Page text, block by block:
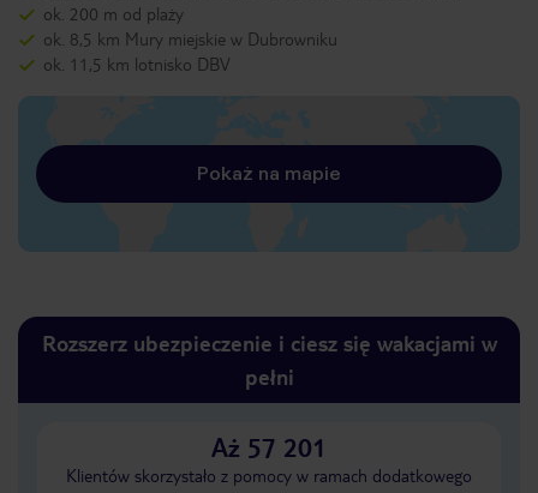
ok. 200 m od plaży
ok. 8,5 km Mury miejskie w Dubrowniku
ok. 11,5 km lotnisko DBV
Pokaż na mapie
Rozszerz ubezpieczenie i ciesz się wakacjami w
pełni
Aż 57 201
Klientów skorzystało z pomocy w ramach dodatkowego